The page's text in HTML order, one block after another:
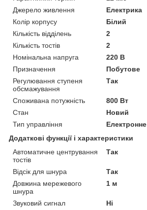
Джерело живлення
Електрика
Колір корпусу
Білий
Кількість відділень
2
Кількість тостів
2
Номінальна напруга
220 В
Призначення
Побутове
Регулювання ступеня
обсмажування
Так
Споживана потужність
800 Вт
Стан
Новий
Тип управління
Електронне
Додаткові функції і характеристики
Автоматичне центрування
тостів
Так
Відсік для шнура
Так
Довжина мережевого
шнура
1 м
Звуковий сигнал
Ні